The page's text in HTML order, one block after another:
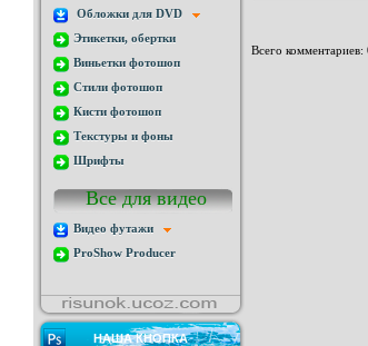
Обложки для DVD
Этикетки, обертки
Виньетки фотошоп
Стили фотошоп
Кисти фотошоп
Текстуры и фоны
Шрифты
Все для видео
Видео футажи
ProShow Producer
НАША КНОПКА
Всего комментариев: